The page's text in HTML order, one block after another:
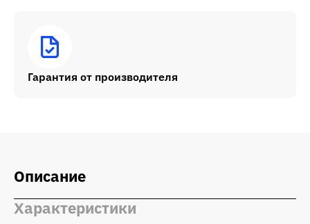
Гарантия от производителя
Описание
Характеристики